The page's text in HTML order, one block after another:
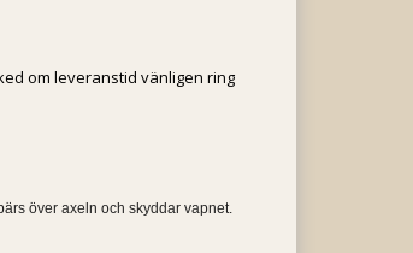
om leveranstid vänligen ring
över axeln och skyddar vapnet.